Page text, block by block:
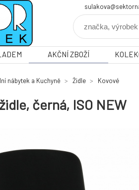
AKČNÍ ZBOŽÍ
nábytek a Kuchyně Židle Kovové
černá, ISO NEW